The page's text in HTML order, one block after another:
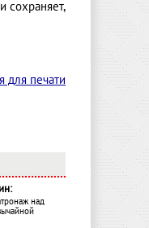
сохраняет,
для печати
над